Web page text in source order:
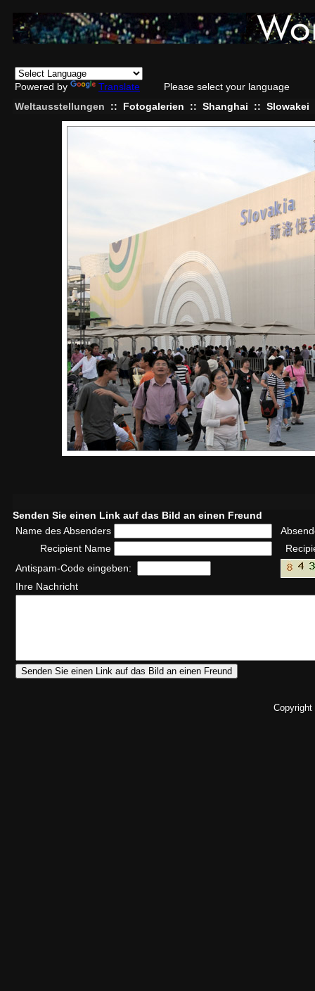
Powered by Translate
Please select your language
Weltausstellungen
:: Fotogalerien :: Shanghai :: Slowakei
Senden Sie einen Link auf das Bild an einen Freund
Name des Absenders
Recipient Name
Antispam-Code eingeben:
Ihre Nachricht